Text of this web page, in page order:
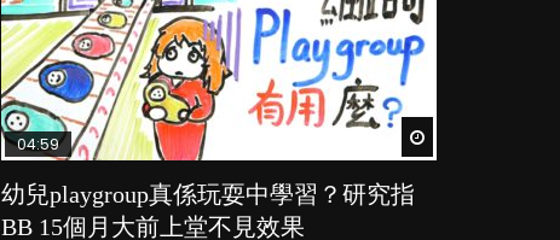
04:59
幼兒playgroup真係玩耍中學習？研究指
BB 15個月大前上堂不見效果
03:39
幼稚園遊戲課 如何刺激幼兒自發學習取
代獎勵與懲罰？
03:02
老公患產後憂鬱症對BB的影響
POPA編輯部 15.9K
04:06
全職好？在職好？｜全職媽媽與在職媽媽
的壓力與價值
03:41
BB口腔期乜都放入口，父母該制止還是
放手？